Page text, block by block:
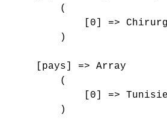
        (
[0] =>
        )
    [pays] => Array
        (
            [0] => Tunisie
        )